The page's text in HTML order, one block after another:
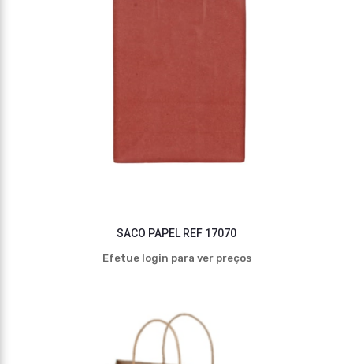
SACO PAPEL REF 17070
Efetue login para ver preços